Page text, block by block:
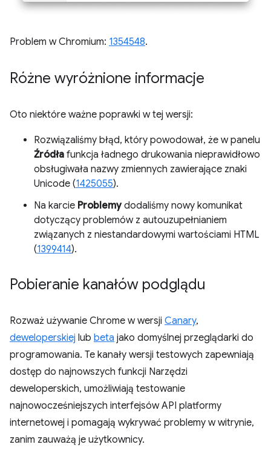
Problem w Chromium: 1354548.
Różne wyróżnione informacje
Oto niektóre ważne poprawki w tej wersji:
Rozwiązaliśmy błąd, który powodował, że w panelu
Źródła funkcja ładnego drukowania nieprawidłowo
obsługiwała nazwy zmiennych zawierające znaki
Unicode (1425055).
Na karcie Problemydodaliśmy nowy komunikat
dotyczący problemów z autouzupełnianiem
związanych z niestandardowymi wartościami HTML
(1399414).
Pobieranie kanałów podglądu
Rozważ używanie Chrome w wersji Canary,
deweloperskiej lub beta jako domyślnej przeglądarki do
programowania. Te kanały wersji testowych zapewniają
dostęp do najnowszych funkcji Narzędzi
deweloperskich, umożliwiają testowanie
najnowocześniejszych interfejsów API platformy
internetowej i pomagają wykrywać problemy w witrynie,
zanim zauważą je użytkownicy.